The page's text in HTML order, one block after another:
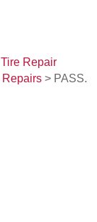
Tire Repair
Repairs > PASS.